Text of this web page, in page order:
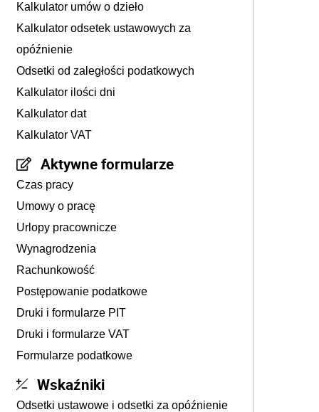
Kalkulator umów o dzieło
Kalkulator odsetek ustawowych za
opóźnienie
Odsetki od zaległości podatkowych
Kalkulator ilości dni
Kalkulator dat
Kalkulator VAT
Aktywne formularze
Czas pracy
Umowy o pracę
Urlopy pracownicze
Wynagrodzenia
Rachunkowość
Postępowanie podatkowe
Druki i formularze PIT
Druki i formularze VAT
Formularze podatkowe
Wskaźniki
Odsetki ustawowe i odsetki za opóźnienie